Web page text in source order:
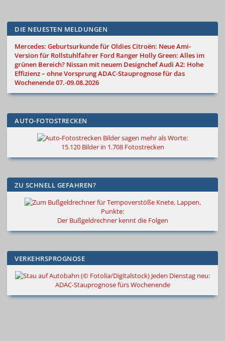
DIE NEUESTEN MELDUNGEN
Mercedes: Geburtsurkunde für OldiesCitroën: Neue Ami-
Version für Rollstuhlfahrer Ford Ranger Holly Green: Alles im
grünen Bereich? Nissan mit neuem DesignchefAudi A2: Hohe
Effizienz – ohne VorsprungADAC-Stauprognose für das
Wochenende 07.-09.08.2026
AUTO-FOTOSTRECKEN
Bilder sagen mehr als Worte:
15.120 Bilder in 1.708 Fotostrecken
ZU SCHNELL GEFAHREN?
Knete, Lappen,
Punkte:
Der Bußgeldrechner kennt die Folgen
VERKEHRSPROGNOSE
Jeden Dienstag neu:
ADAC-Stauprognose fürs Wochenende